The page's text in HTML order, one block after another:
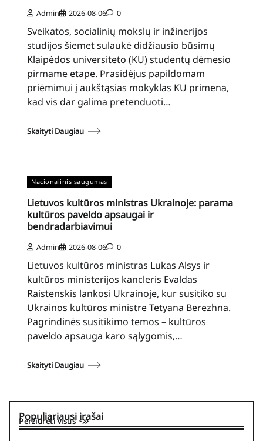
Admin 2026-08-06 0
Sveikatos, socialinių mokslų ir inžinerijos
studijos šiemet sulaukė didžiausio būsimų
Klaipėdos universiteto (KU) studentų dėmesio
pirmame etape. Prasidėjus papildomam
priėmimui į aukštąsias mokyklas KU primena,
kad vis dar galima pretenduoti…
Skaityti Daugiau
Nacionalinis saugumas
Lietuvos kultūros ministras Ukrainoje: parama
kultūros paveldo apsaugai ir
bendradarbiavimui
Admin 2026-08-06 0
Lietuvos kultūros ministras Lukas Alsys ir
kultūros ministerijos kancleris Evaldas
Raistenskis lankosi Ukrainoje, kur susitiko su
Ukrainos kultūros ministre Tetyana Berezhna.
Pagrindinės susitikimo temos – kultūros
paveldo apsauga karo sąlygomis,…
Skaityti Daugiau
Populiariausi įrašai
Peržiūrėti visus